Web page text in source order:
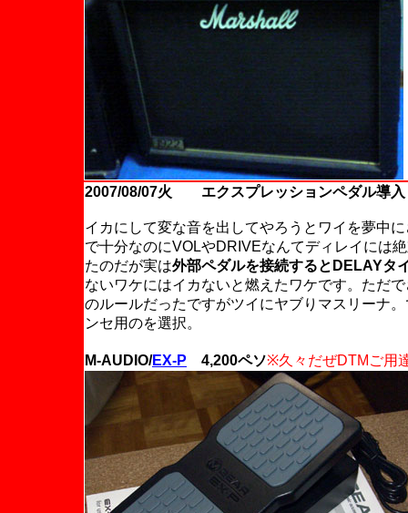
2007/08/07火 エクスプレッションペダル導入
イカにして変な音を出してやろうとワイを夢中
で十分なのにVOLやDRIVEなんてディレイには
たのだが実は外部ペダルを接続するとDELAYタ
ないワケにはイカないと燃えたワケです。ただ
のルールだったですがツイにヤブりマスリーナ
ンセ用のを選択。
M-AUDIO/EX-P 4,200ペソ※久々だぜDTMご用